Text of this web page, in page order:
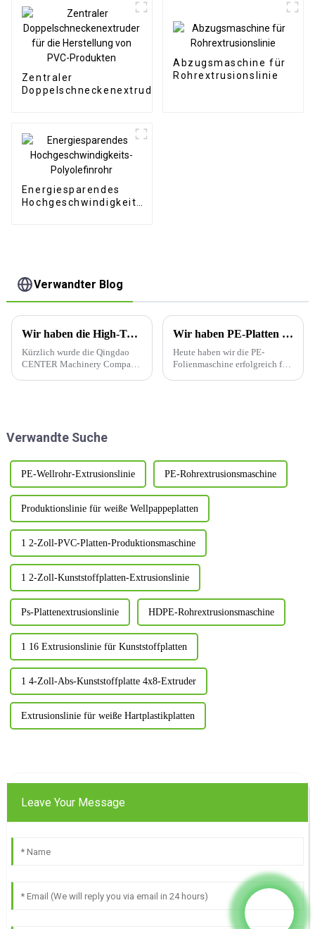
Zentraler
Doppelschneckenextruder
Abzugsmaschine für
Rohrextrusionslinie
Energiesparendes
Hochgeschwindigkeits-
Verwandter Blog
Wir haben die High-Tech-Unternehmenszertifizierung erfolgreich erhalten
Kürzlich wurde die Qingdao
CENTER Machinery Company
Erhalt dieses Zertifikats sind
Wir haben PE-Platten erfolgreich getestet
Heute haben wir die PE-
Folienmaschine erfolgreich für
Verwandte Suche
PE-Wellrohr-Extrusionslinie PE-Rohrextrusionsmaschine
Produktionslinie für weiße Wellpappeplatten
1 2-Zoll-PVC-Platten-Produktionsmaschine
1 2-Zoll-Kunststoffplatten-Extrusionslinie
Ps-Plattenextrusionslinie HDPE-Rohrextrusionsmaschine
1 16 Extrusionslinie für Kunststoffplatten
1 4-Zoll-Abs-Kunststoffplatte 4x8-Extruder
Extrusionslinie für weiße Hartplastikplatten
Leave Your Message